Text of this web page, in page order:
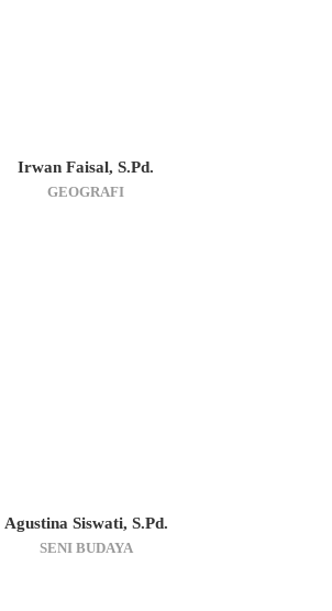
Irwan Faisal, S.Pd.
GEOGRAFI
Agustina Siswati, S.Pd.
SENI BUDAYA